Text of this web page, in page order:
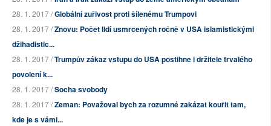
28. 1. 2017 /Globální zuřivost proti šílenému Trumpovi
28. 1. 2017 /Znovu: Počet lidí usmrcených ročně v USA islamistickými
džihadistic...
28. 1. 2017 /Trumpův zákaz vstupu do USA postihne i držitele trvalého
povolení k...
28. 1. 2017 /Socha svobody
28. 1. 2017 /Zeman: Považoval bych za rozumné zakázat kouřit tam,
kde je s vámi...